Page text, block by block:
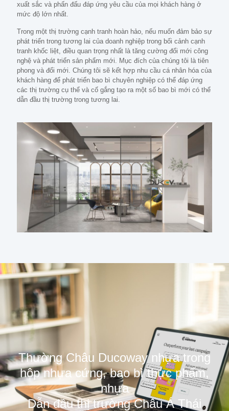
xuất sắc và phấn đấu đáp ứng yêu cầu của mọi khách hàng ở
mức độ lớn nhất.
Trong một thị trường cạnh tranh hoàn hảo, nếu muốn đảm bảo sự
phát triển trong tương lai của doanh nghiệp trong bối cảnh cạnh
tranh khốc liệt, điều quan trọng nhất là tăng cường đổi mới công
nghệ và phát triển sản phẩm mới. Mục đích của chúng tôi là tiên
phong và đổi mới. Chúng tôi sẽ kết hợp nhu cầu cá nhân hóa của
khách hàng để phát triển bao bì chuyên nghiệp có thể đáp ứng
các thị trường cụ thể và cố gắng tạo ra một số bao bì mới có thể
dẫn đầu thị trường trong tương lai.
Thường Châu Ducoway nhựa trong
hộp nhựa cứng, bao bì thực phẩm,
nhựa
Dẫn đầu thị trường Châu Á Thái